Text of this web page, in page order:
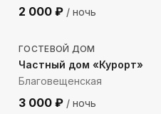
2 000 ₽ / ночь
1999 м до моря
ГОСТЕВОЙ ДОМ
Частный дом «Курорт»
Благовещенская
3 000 ₽ / ночь
2057 м до моря